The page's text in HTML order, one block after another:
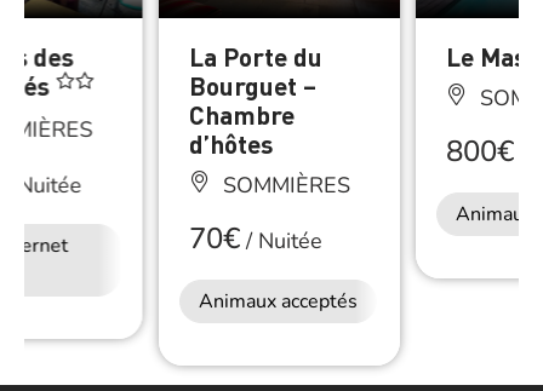
des
Nuitée
La Porte du
Bourguet –
Chambre
d’hôtes
SOMMIÈRES
70€/Nuitée
Animaux acceptés
Le Mas
800€/
Animaux